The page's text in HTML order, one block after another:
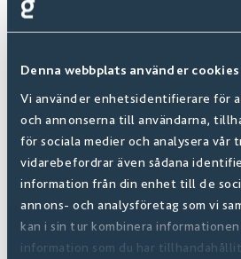
Denna webbplats använder cookies
Vi använder enhetsidentifierare för
och annonserna till användarna,
för sociala medier och analysera vår
vidarebefordrar även sådana
information från din enhet till de
annons- och analysföretag som vi
kan i sin tur kombinera informationen
information som du har